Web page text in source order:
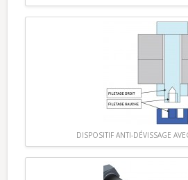
DISPOSITIF ANTI-DÉVISSAGE